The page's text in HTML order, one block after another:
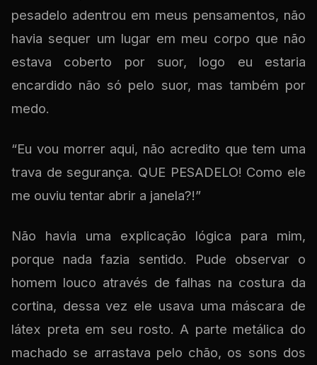
pesadelo adentrou em meus pensamentos, não
havia sequer um lugar em meu corpo que não
estava coberto por suor, logo eu estaria
encardido não só pelo suor, mas também por
medo.
“Eu vou morrer aqui, não acredito que tem uma
trava de segurança. QUE PESADELO! Como ele
me ouviu tentar abrir a janela?!”
Não havia uma explicação lógica para mim,
porque nada fazia sentido. Pude observar o
homem louco através de falhas na costura da
cortina, dessa vez ele usava uma máscara de
látex preta em seu rosto. A parte metálica do
machado se arrastava pelo chão, os sons dos